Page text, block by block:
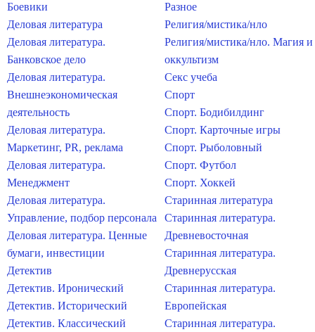
Боевики
Деловая литература
Деловая литература.
Банковское дело
Деловая литература.
Внешнеэкономическая
деятельность
Деловая литература.
Маркетинг, PR, реклама
Деловая литература.
Менеджмент
Деловая литература.
Управление, подбор персонала
Деловая литература. Ценные
бумаги, инвестиции
Детектив
Детектив. Иронический
Детектив. Исторический
Детектив. Классический
Разное
Религия/мистика/нло
Религия/мистика/нло. Магия и
оккультизм
Секс учеба
Спорт
Спорт. Бодибилдинг
Спорт. Карточные игры
Спорт. Рыболовный
Спорт. Футбол
Спорт. Хоккей
Старинная литература
Старинная литература.
Древневосточная
Старинная литература.
Древнерусская
Старинная литература.
Европейская
Старинная литература.